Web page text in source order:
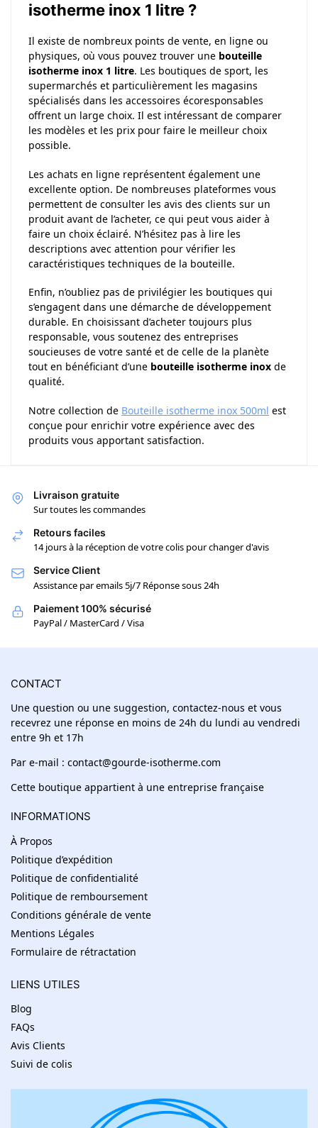
isotherme inox 1 litre ?
Il existe de nombreux points de vente, en ligne ou
physiques, où vous pouvez trouver une bouteille
isotherme inox 1 litre. Les boutiques de sport, les
supermarchés et particulièrement les magasins
spécialisés dans les accessoires écoresponsables
offrent un large choix. Il est intéressant de comparer
les modèles et les prix pour faire le meilleur choix
possible.
Les achats en ligne représentent également une
excellente option. De nombreuses plateformes vous
permettent de consulter les avis des clients sur un
produit avant de l’acheter, ce qui peut vous aider à
faire un choix éclairé. N’hésitez pas à lire les
descriptions avec attention pour vérifier les
caractéristiques techniques de la bouteille.
Enfin, n’oubliez pas de privilégier les boutiques qui
s’engagent dans une démarche de développement
durable. En choisissant d’acheter toujours plus
responsable, vous soutenez des entreprises
soucieuses de votre santé et de celle de la planète
tout en bénéficiant d’une bouteille isotherme inox de
qualité.
Notre collection de Bouteille isotherme inox 500ml est
conçue pour enrichir votre expérience avec des
produits vous apportant satisfaction.
Livraison gratuite
Sur toutes les commandes
Retours faciles
14 jours à la réception de votre colis pour changer d'avis
Service Client
Assistance par emails 5j/7 Réponse sous 24h
Paiement 100% sécurisé
PayPal / MasterCard / Visa
CONTACT
Une question ou une suggestion, contactez-nous et vous
recevrez une réponse en moins de 24h du lundi au vendredi
entre 9h et 17h
Par e-mail : contact@gourde-isotherme.com
Cette boutique appartient à une entreprise française
INFORMATIONS
À Propos
Politique d’expédition
Politique de confidentialité
Politique de remboursement
Conditions générale de vente
Mentions Légales
Formulaire de rétractation
LIENS UTILES
Blog
FAQs
Avis Clients
Suivi de colis